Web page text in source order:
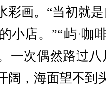
彩画。“当初就
小店。”“屿·咖
一次偶然路过
阔，海面望不到